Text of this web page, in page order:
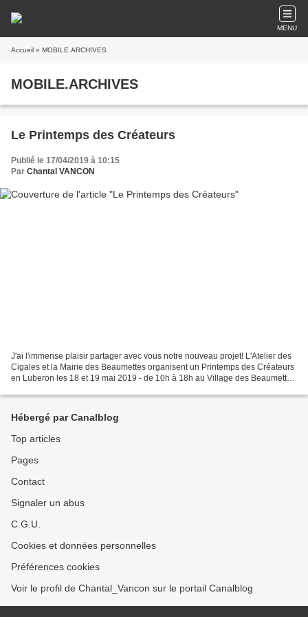
MENU
Accueil » MOBILE.ARCHIVES
MOBILE.ARCHIVES
Le Printemps des Créateurs
Publié le 17/04/2019 à 10:15
Par Chantal VANCON
J'ai l'immense plaisir partager avec vous notre nouveau projet! L'Atelier des
Cigales et la Mairie des Beaumettes organisent un Printemps des Créateurs
en Luberon les 18 et 19 mai 2019 - de 10h à 18h au Village des Beaumettes
Hébergé par Canalblog
Top articles
Pages
Contact
Signaler un abus
C.G.U.
Cookies et données personnelles
Préférences cookies
Voir le profil de Chantal_Vancon sur le portail Canalblog